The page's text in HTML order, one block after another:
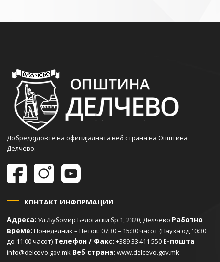
Добредојдовте на официјалната веб страна на Општина
Делчево.
КОНТАКТ ИНФОРМАЦИИ
Адреса: Ул.Љубомир Белогаски бр.1, 2320, Делчево Работно
време: Понеделник – Петок: 07:30 – 15:30 часот (Пауза од 10:30
до 11:00 часот) Телефон / Факс: +389 33 411 550 Е-пошта
info@delcevo.gov.mk Веб страна: www.delcevo.gov.mk